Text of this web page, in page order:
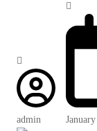
admin